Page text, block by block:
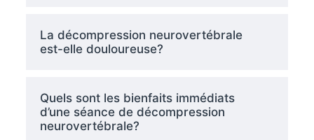
La décompression neurovertébrale
est-elle douloureuse?
Quels sont les bienfaits immédiats
d’une séance de décompression
neurovertébrale?